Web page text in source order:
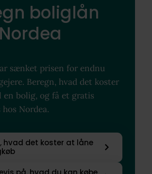
boliglån
sænket prisen for endnu
Beregn, hvad det koster
en bolig, og få et gratis
Nordea.
hvad det koster at låne